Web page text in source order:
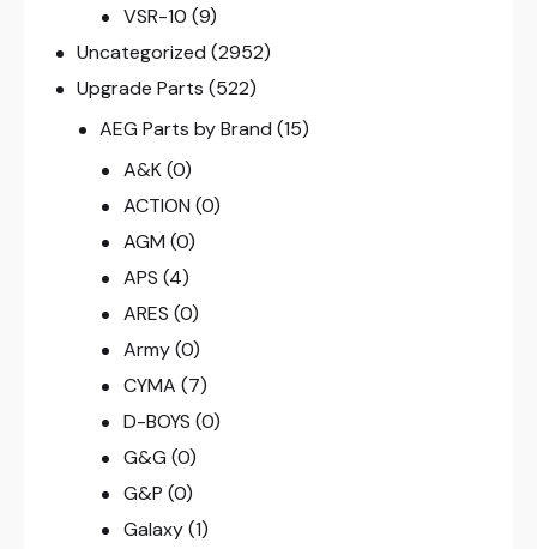
VSR-10 (9)
Uncategorized (2952)
Upgrade Parts (522)
AEG Parts by Brand (15)
A&K (0)
ACTION (0)
AGM (0)
APS (4)
ARES (0)
Army (0)
CYMA (7)
D-BOYS (0)
G&G (0)
G&P (0)
Galaxy (1)